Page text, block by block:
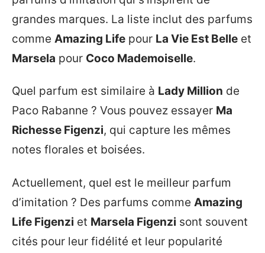
grandes marques. La liste inclut des parfums
comme Amazing Life pour La Vie Est Belle et
Marsela pour Coco Mademoiselle.
Quel parfum est similaire à Lady Million de
Paco Rabanne ? Vous pouvez essayer Ma
Richesse Figenzi, qui capture les mêmes
notes florales et boisées.
Actuellement, quel est le meilleur parfum
d’imitation ? Des parfums comme Amazing
Life Figenzi et Marsela Figenzi sont souvent
cités pour leur fidélité et leur popularité